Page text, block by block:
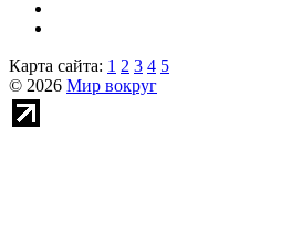
Карта сайта: 1 2 3 4 5
© 2026 Мир вокруг